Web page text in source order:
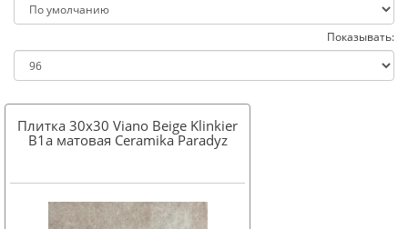
Показывать:
Плитка 30x30 Viano Beige Klinkier
B1a матовая Ceramika Paradyz